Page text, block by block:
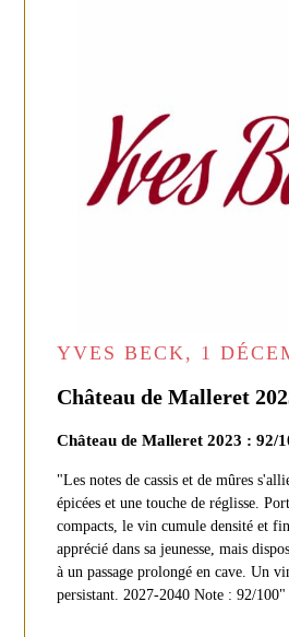
YVES BECK, 1
Château de Malleret
Château de Malleret 2023 : 92/
"Les notes de cassis et de mûres
épicées et une touche de réglisse.
compacts, le vin cumule densité et
apprécié dans sa jeunesse, mais
à un passage prolongé en cave. Un
persistant. 2027-2040 Note : 92/100"